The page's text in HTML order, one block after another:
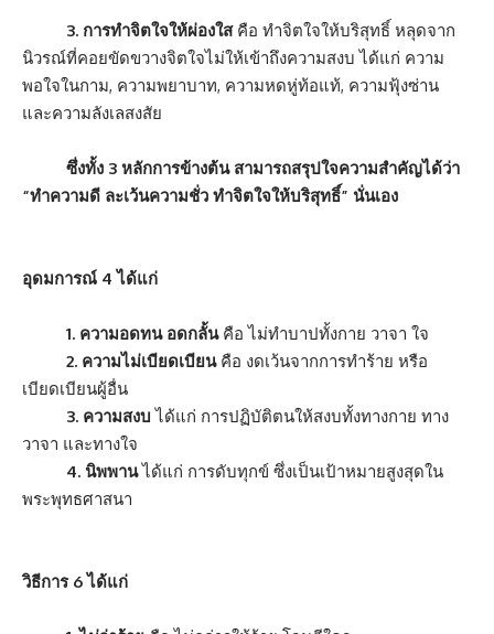
3. การทำจิตใจให้ผ่องใสคือ ทำจิตใจให้บริสุทธิ์ หลุดจาก
นิวรณ์ที่คอยขัดขวางจิตใจไม่ให้เข้าถึงความสงบ ได้แก่ ความ
พอใจในกาม, ความพยาบาท, ความหดหู่ท้อแท้, ความฟุ้งซ่าน
และความลังเลสงสัย
ซึ่งทั้ง 3 หลักการข้างต้น สามารถสรุปใจความสำคัญได้ว่า
“ทำความดี ละเว้นความชั่ว ทำจิตใจให้บริสุทธิ์” นั่นเอง
อุดมการณ์ 4 ได้แก่
1. ความอดทน อดกลั้นคือ ไม่ทำบาปทั้งกาย วาจา ใจ
2. ความไม่เบียดเบียนคือ งดเว้นจากการทำร้าย หรือ
เบียดเบียนผู้อื่น
3. ความสงบ ได้แก่ การปฏิบัติตนให้สงบทั้งทางกาย ทาง
วาจา และทางใจ
4. นิพพานได้แก่ การดับทุกข์ ซึ่งเป็นเป้าหมายสูงสุดใน
พระพุทธศาสนา
วิธีการ 6 ได้แก่